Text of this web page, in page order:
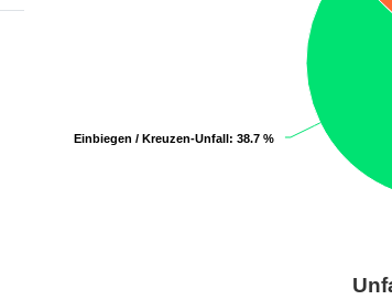
Einbiegen / Kreuzen-Unfall: 38.7 %
Einbiegen / Kreuzen-Unfall: 38.7 %